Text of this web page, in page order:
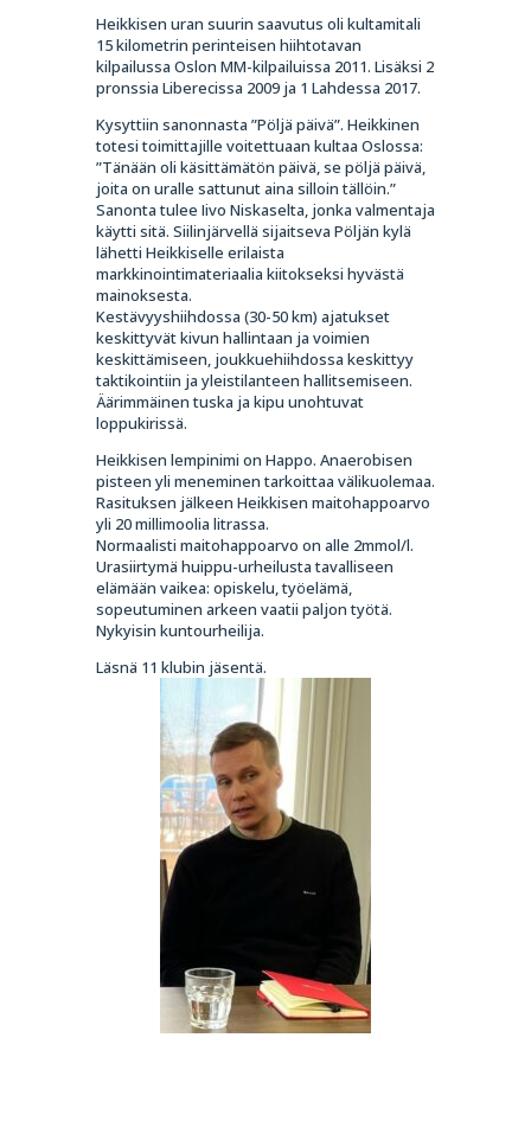
Heikkisen uran suurin saavutus oli kultamitali
15 kilometrin perinteisen hiihtotavan
kilpailussa Oslon MM-kilpailuissa 2011. Lisäksi 2
pronssia Liberecissa 2009 ja 1 Lahdessa 2017.
Kysyttiin sanonnasta ”Pöljä päivä”. Heikkinen
totesi toimittajille voitettuaan kultaa Oslossa:
”Tänään oli käsittämätön päivä, se pöljä päivä,
joita on uralle sattunut aina silloin tällöin.”
Sanonta tulee Iivo Niskaselta, jonka valmentaja
käytti sitä. Siilinjärvellä sijaitseva Pöljän kylä
lähetti Heikkiselle erilaista
markkinointimateriaalia kiitokseksi hyvästä
mainoksesta.
Kestävyyshiihdossa (30-50 km) ajatukset
keskittyvät kivun hallintaan ja voimien
keskittämiseen, joukkuehiihdossa keskittyy
taktikointiin ja yleistilanteen hallitsemiseen.
Äärimmäinen tuska ja kipu unohtuvat
loppukirissä.
Heikkisen lempinimi on Happo. Anaerobisen
pisteen yli meneminen tarkoittaa välikuolemaa.
Rasituksen jälkeen Heikkisen maitohappoarvo
yli 20 millimoolia litrassa.
Normaalisti maitohappoarvo on alle 2mmol/l.
Urasiirtymä huippu-urheilusta tavalliseen
elämään vaikea: opiskelu, työelämä,
sopeutuminen arkeen vaatii paljon työtä.
Nykyisin kuntourheilija.
Läsnä 11 klubin jäsentä.